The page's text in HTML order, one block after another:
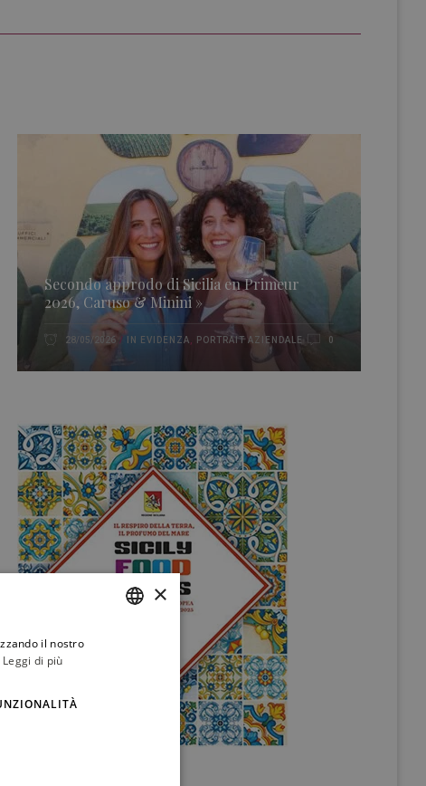
Secondo approdo di Sicilia en Primeur
2026, Caruso & Minini »
28/05/2026 IN EVIDENZA PORTRAIT AZIENDALE 0
×
il nostro
Leggi di più